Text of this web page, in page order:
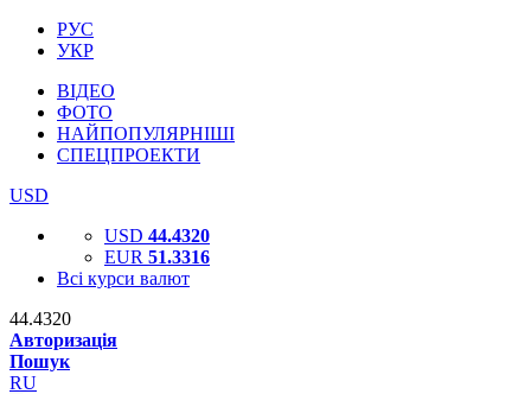
РУС
УКР
ВІДЕО
ФОТО
НАЙПОПУЛЯРНІШІ
СПЕЦПРОЕКТИ
USD
USD 44.4320
EUR 51.3316
Всі курси валют
44.4320
Авторизація
Пошук
RU